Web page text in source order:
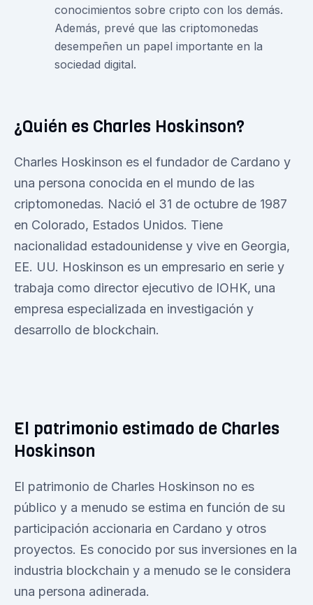
conocimientos sobre cripto con los demás.
Además, prevé que las criptomonedas
desempeñen un papel importante en la
sociedad digital.
¿Quién es Charles Hoskinson?
Charles Hoskinson es el fundador de Cardano y
una persona conocida en el mundo de las
criptomonedas. Nació el 31 de octubre de 1987
en Colorado, Estados Unidos. Tiene
nacionalidad estadounidense y vive en Georgia,
EE. UU. Hoskinson es un empresario en serie y
trabaja como director ejecutivo de IOHK, una
empresa especializada en investigación y
desarrollo de blockchain.
El patrimonio estimado de Charles
Hoskinson
El patrimonio de Charles Hoskinson no es
público y a menudo se estima en función de su
participación accionaria en Cardano y otros
proyectos. Es conocido por sus inversiones en la
industria blockchain y a menudo se le considera
una persona adinerada.